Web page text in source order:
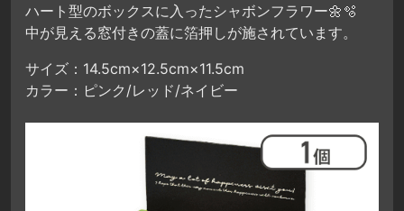
ハート型のボックスに入ったシャボンフラワー🌼🫧
中が見える窓付きの蓋に箔押しが施されています。
サイズ：14.5cm×12.5cm×11.5cm
カラー：ピンク/レッド/ネイビー